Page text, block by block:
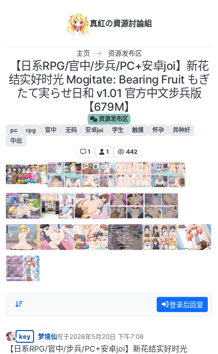
真紅の資源討論組
主页 资源发布区
【日系RPG/官中/步兵/PC+安卓joi】新花
结实好时光 Mogitate: Bearing Fruit もぎ
たて実らせ日和 v1.01 官方中文步兵版
【679M】
资源发布区
pc
rpg 官中 无码 安卓joi 学生 触摸 怀孕
异种奸
中出
1
1 442
登录后回复
离线
key 梦境仙写于2026年5月20日 下午7:08
最后由 编辑
【日系RPG/官中/步兵/PC+安卓joi】新花结实好时光